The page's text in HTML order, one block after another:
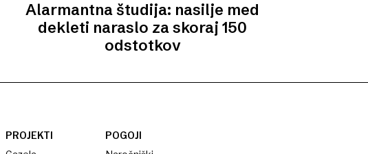
Alarmantna študija: nasilje med
dekleti naraslo za skoraj 150
odstotkov
PROJEKTI
POGOJI